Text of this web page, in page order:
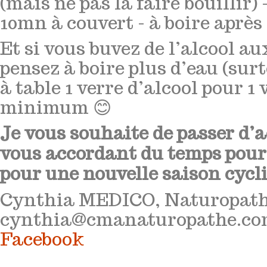
10mn à couvert - à boire
Et si vous buvez de l’alcool
pensez à boire plus d’eau
à table 1 verre d’alcool pour 1
minimum 😊
Je vous souhaite de passer
vous accordant du temps
pour une nouvelle saison
Cynthia MEDICO,
Facebook